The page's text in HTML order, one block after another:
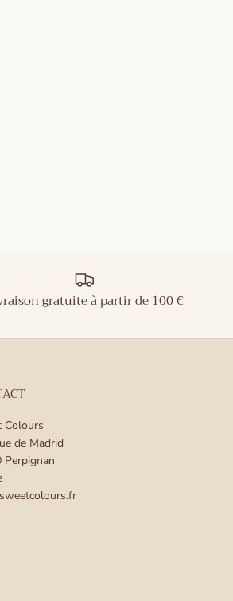
gratuite à partir de 100 €
Colours
de Madrid
Perpignan